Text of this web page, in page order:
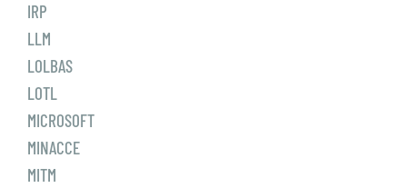
IRP
LLM
LOLBAS
LOTL
MICROSOFT
MINACCE
MITM